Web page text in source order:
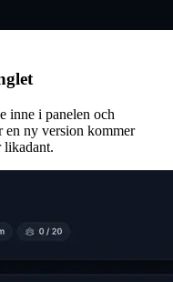
inne i panelen och
en ny version kommer
likadant.